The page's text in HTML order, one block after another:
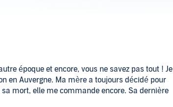
époque et encore, vous ne savez pas tout ! Je
en Auvergne. Ma mère a toujours décidé pour
mort, elle me commande encore. Sa dernière
son village natal, c'est une petite révolution.